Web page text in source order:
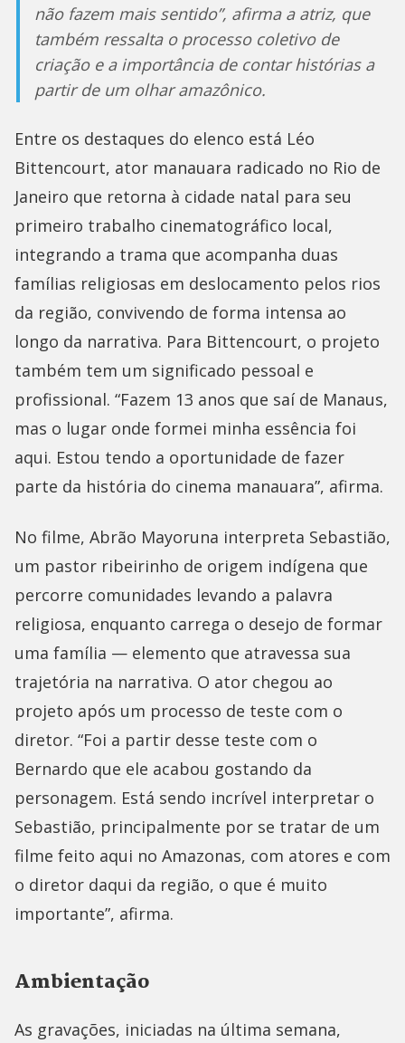
não fazem mais sentido”, afirma a atriz, que
também ressalta o processo coletivo de
criação e a importância de contar histórias a
partir de um olhar amazônico.
Entre os destaques do elenco está Léo
Bittencourt, ator manauara radicado no Rio de
Janeiro que retorna à cidade natal para seu
primeiro trabalho cinematográfico local,
integrando a trama que acompanha duas
famílias religiosas em deslocamento pelos rios
da região, convivendo de forma intensa ao
longo da narrativa. Para Bittencourt, o projeto
também tem um significado pessoal e
profissional. “Fazem 13 anos que saí de Manaus,
mas o lugar onde formei minha essência foi
aqui. Estou tendo a oportunidade de fazer
parte da história do cinema manauara”, afirma.
No filme, Abrão Mayoruna interpreta Sebastião,
um pastor ribeirinho de origem indígena que
percorre comunidades levando a palavra
religiosa, enquanto carrega o desejo de formar
uma família — elemento que atravessa sua
trajetória na narrativa. O ator chegou ao
projeto após um processo de teste com o
diretor. “Foi a partir desse teste com o
Bernardo que ele acabou gostando da
personagem. Está sendo incrível interpretar o
Sebastião, principalmente por se tratar de um
filme feito aqui no Amazonas, com atores e com
o diretor daqui da região, o que é muito
importante”, afirma.
Ambientação
As gravações, iniciadas na última semana,